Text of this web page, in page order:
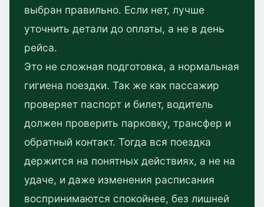
выбран правильно. Если нет, лучше
уточнить детали до оплаты, а не в день
рейса.
Это не сложная подготовка, а нормальная
гигиена поездки. Так же как пассажир
проверяет паспорт и билет, водитель
должен проверить парковку, трансфер и
обратный контакт. Тогда вся поездка
держится на понятных действиях, а не на
удаче, и даже изменения расписания
воспринимаются спокойнее, без лишней